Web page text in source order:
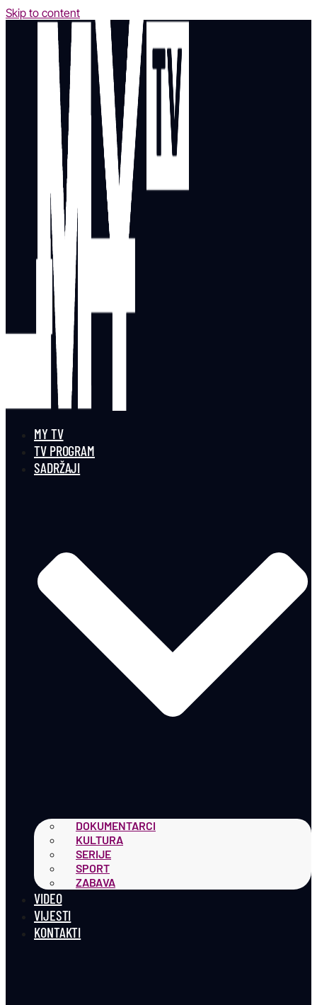
Skip to content
MY TV
TV PROGRAM
SADRŽAJI
DOKUMENTARCI
KULTURA
SERIJE
SPORT
ZABAVA
VIDEO
VIJESTI
KONTAKTI